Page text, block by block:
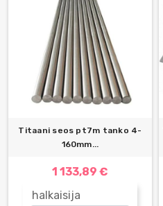
Titaani seos pt7m tanko 4-
160mm...
1 133,89 €
halkaisija